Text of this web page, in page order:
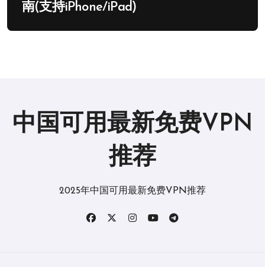
南(支持iPhone/iPad)
中国可用最新免费VPN
推荐
2025年中国可用最新免费VPN推荐